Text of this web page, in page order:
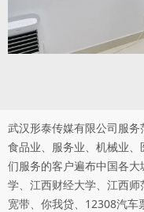
武汉形泰传媒有限公司服务
食品业、服务业、机械业
们服务的客户遍布中国各
学、江西财经大学、江西
宽带、你我贷、12308汽车